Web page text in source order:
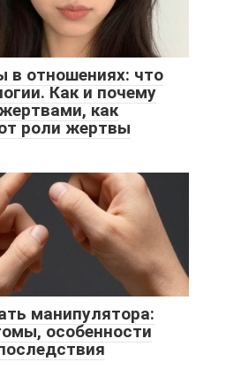
в отношениях: что
Как и почему
как
роли жертвы
манипулятора:
особенности